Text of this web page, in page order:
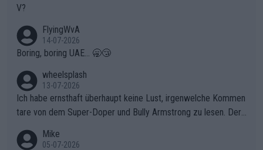
V?
FlyingWvA
14-07-2026
Boring, boring UAE... 🥱😴
wheelsplash
13-07-2026
Ich habe ernsthaft überhaupt keine Lust, irgenwelche Kommen
tare von dem Super-Doper und Bully Armstrong zu lesen. Der
r die gehört nicht in dieses Medium!
Mike
05-07-2026